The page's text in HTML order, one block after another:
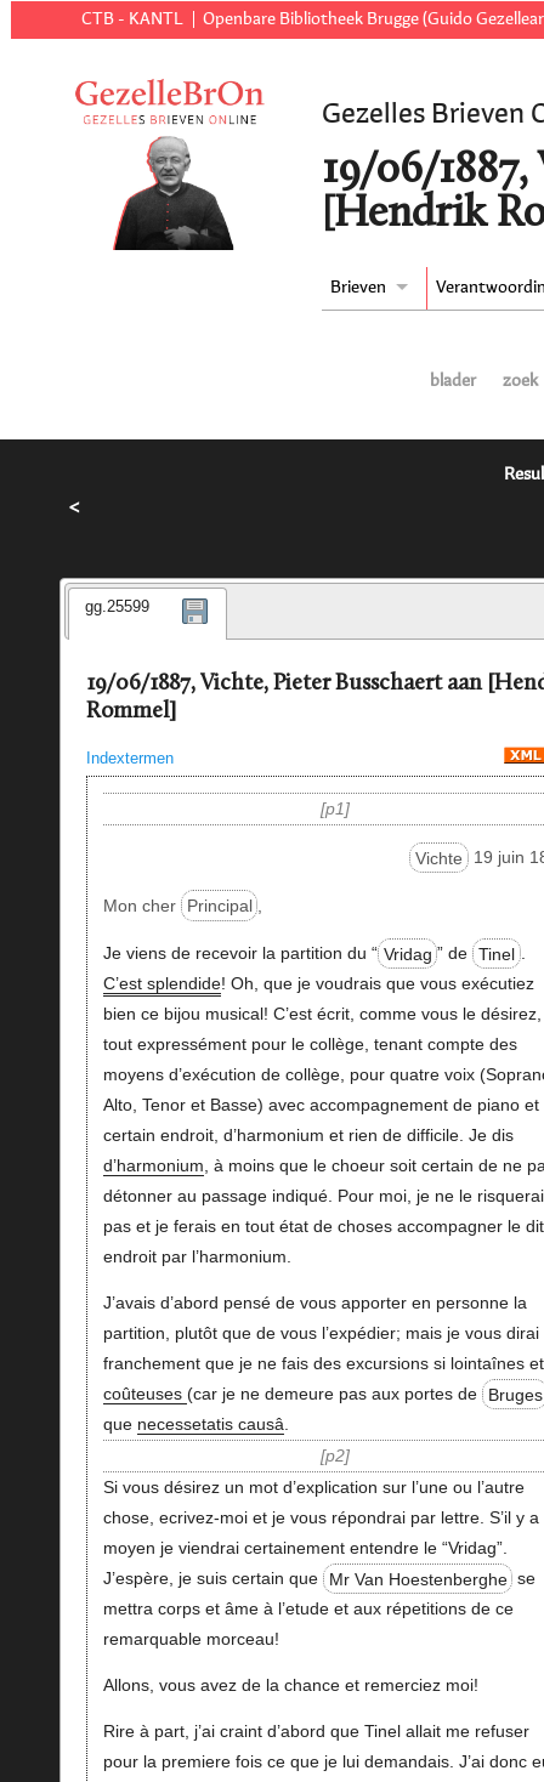
CTB - KANTL Openbare Bibliotheek Brugge (Guido
Gezelles Brieven
19/06/
[Hendrik
Brieven
blader zoek
<
gg.25599
19/06/1887, Vichte, Pieter Busschaert aan
Rommel]
Indextermen
p1
Vichte 19 juin
Mon cher Principal
Je viens de recevoir la partition du “ Vridag ” de Tinel .
C’est splendide! Oh, que je voudrais que vous exécutiez
bien ce bijou musical! C’est écrit, comme vous le désirez,
tout expressément pour le collège, tenant compte des
moyens d’exécution de collège, pour quatre voix
Alto, Tenor et Basse) avec accompagnement de piano et
certain endroit, d’harmonium et rien de difficile. Je dis
d’harmonium, à moins que le choeur soit certain de ne
détonner au passage indiqué. Pour moi, je ne le
pas et je ferais en tout état de choses accompagner le dit
endroit par l’harmonium.
J’avais d’abord pensé de vous apporter en personne la
partition, plutôt que de vous l’expédier; mais je vous dirai
franchement que je ne fais des excursions si lointaînes
coûteuses (car je ne demeure pas aux portes de
Bruges
que necessetatis causâ.
p2
Si vous désirez un mot d’explication sur l’une ou l’autre
chose, ecrivez-moi et je vous répondrai par lettre. S’il y a
moyen je viendrai certainement entendre le “Vridag”.
J’espère, je suis certain que
Mr Van Hoestenberghe se
mettra corps et âme à l’etude et aux répetitions de ce
remarquable morceau!
Allons, vous avez de la chance et remerciez moi!
Rire à part, j’ai craint d’abord que Tinel allait me refuser
pour la premiere fois ce que je lui demandais. J’ai donc